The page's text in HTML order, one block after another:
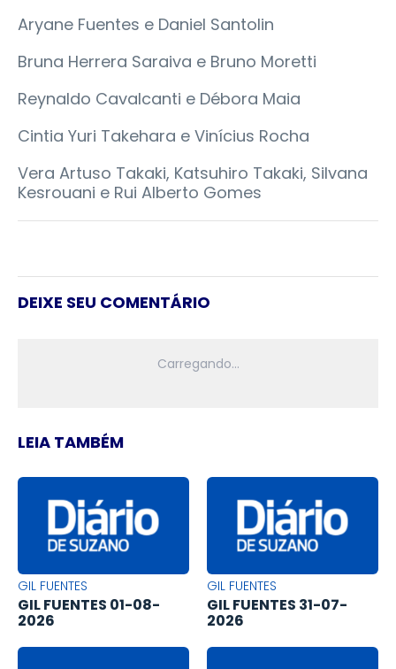
Aryane Fuentes e Daniel Santolin
Bruna Herrera Saraiva e Bruno Moretti
Reynaldo Cavalcanti e Débora Maia
Cintia Yuri Takehara e Vinícius Rocha
Vera Artuso Takaki, Katsuhiro Takaki, Silvana
Kesrouani e Rui Alberto Gomes
DEIXE SEU COMENTÁRIO
LEIA TAMBÉM
GIL FUENTES
GIL FUENTES 01-08-
2026
GIL FUENTES
GIL FUENTES 31-07-
2026